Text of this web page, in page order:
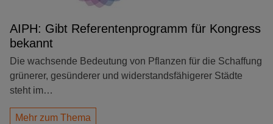
AIPH: Gibt Referentenprogramm für Kongress
bekannt
Die wachsende Bedeutung von Pflanzen für die Schaffung
grünerer, gesünderer und widerstandsfähigerer Städte
steht im…
Mehr zum Thema